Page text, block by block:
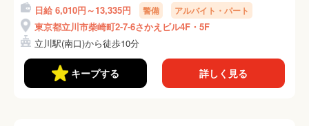
す
日給 6,010円～13,335円 警備 アルバイト・パート
東京都立川市柴崎町2-7-6さかえビル4F・5F
立川駅(南口)から徒歩10分
キープする 詳しく見る